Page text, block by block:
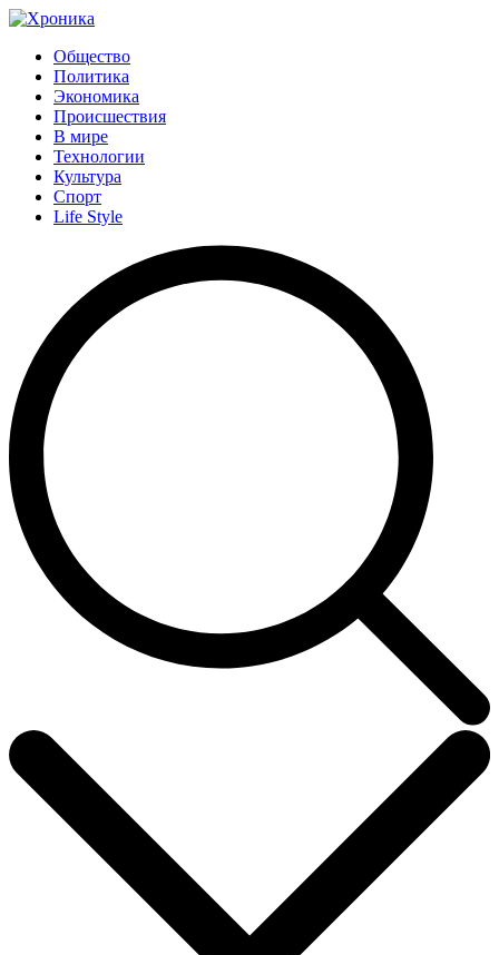
Общество
Политика
Экономика
Происшествия
В мире
Технологии
Культура
Спорт
Life Style